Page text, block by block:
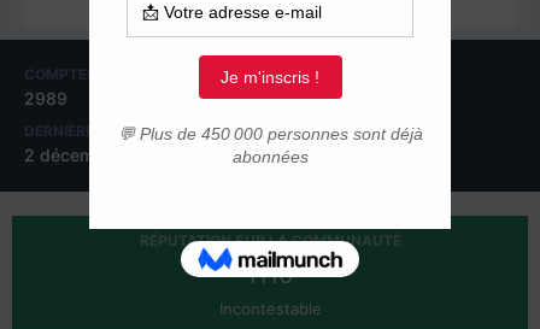
COMPTEUR DE CONTENUS
2989
INSCRIPTION
26 septembre 2012
DERNIÈRE VISITE
2 décembre 2016
JOURS GAGNÉS
23
RÉPUTATION SUR LA COMMUNAUTÉ
1110
Incontestable